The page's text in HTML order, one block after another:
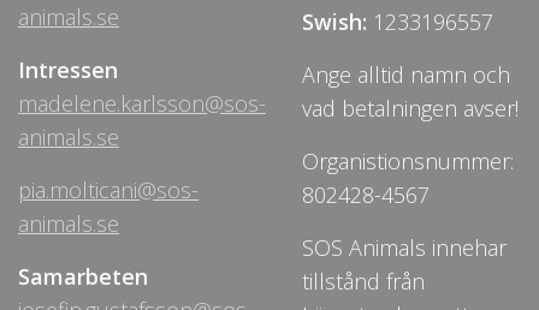
animals.se
Intressen
madelene.karlsson@sos-
animals.se
pia.molticani@sos-
animals.se
Samarbeten
Swish: 1233196557
Ange alltid namn och
vad betalningen avser!
Organistionsnummer:
802428-4567
SOS Animals innehar
tillstånd från